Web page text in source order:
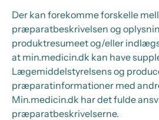
Der kan forekomme forskelle
præparatbeskrivelsen og
produktresumeet og/eller
at min.medicin.dk kan have
Lægemiddelstyrelsens og
præparatinformationer med
Min.medicin.dk har det fulde
præparatbeskrivelserne.